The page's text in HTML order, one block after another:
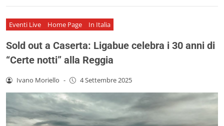
Eventi Live Home Page In Italia
Sold out a Caserta: Ligabue celebra i 30 anni di
“Certe notti” alla Reggia
Ivano Moriello - 4 Settembre 2025